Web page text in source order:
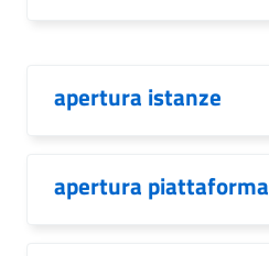
apertura istanze
apertura piattaforma